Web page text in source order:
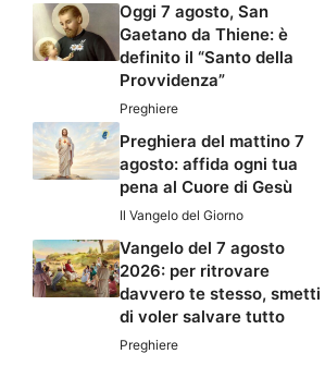
Oggi 7 agosto, San
Gaetano da Thiene: è
definito il “Santo della
Provvidenza”
Preghiere
Preghiera del mattino 7
agosto: affida ogni tua
pena al Cuore di Gesù
Il Vangelo del Giorno
Vangelo del 7 agosto
2026: per ritrovare
davvero te stesso, smetti
di voler salvare tutto
Preghiere